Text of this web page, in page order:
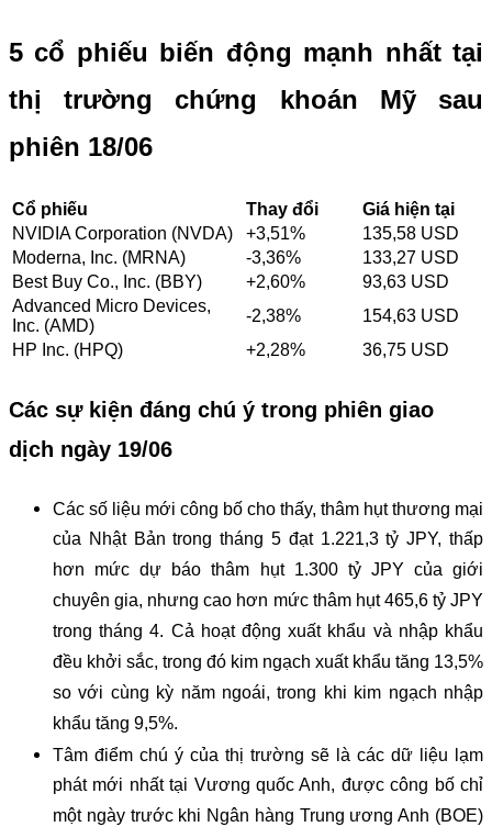
5 cổ phiếu biến động mạnh nhất tại
thị trường chứng khoán Mỹ sau
phiên 18/06
Cổ phiếu Thay đổi
Giá hiện tại
NVIDIA Corporation (NVDA)
+3,51%
135,58 USD
Moderna, Inc. (MRNA)
-3,36%
133,27 USD
Best Buy Co., Inc. (BBY)
+2,60%
93,63 USD
Advanced Micro Devices,
Inc. (AMD)
-2,38%
154,63 USD
HP Inc. (HPQ)
+2,28% 36,75 USD
Các sự kiện đáng chú ý trong phiên giao
dịch ngày 19/06
Các số liệu mới công bố cho thấy, thâm hụt thương mại
của Nhật Bản trong tháng 5 đạt 1.221,3 tỷ JPY, thấp
hơn mức dự báo thâm hụt 1.300 tỷ JPY của giới
chuyên gia, nhưng cao hơn mức thâm hụt 465,6 tỷ JPY
trong tháng 4. Cả hoạt động xuất khẩu và nhập khẩu
đều khởi sắc, trong đó kim ngạch xuất khẩu tăng 13,5%
so với cùng kỳ năm ngoái, trong khi kim ngạch nhập
khẩu tăng 9,5%.
Tâm điểm chú ý của thị trường sẽ là các dữ liệu lạm
phát mới nhất tại Vương quốc Anh, được công bố chỉ
một ngày trước khi Ngân hàng Trung ương Anh (BOE)